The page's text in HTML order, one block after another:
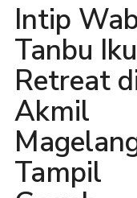
Intip
Tanbu
Retreat
Akmil
Tampil